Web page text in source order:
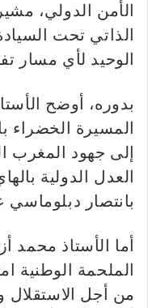
الأمن الدولي،
الذاتي تحت
الوحيد لأي مسار
بدوره، أوضح
إلى جهود المغرب
بانتصار
أما الأستاذ محمد
الملحمة الوطنية
من أجل الاستقلال